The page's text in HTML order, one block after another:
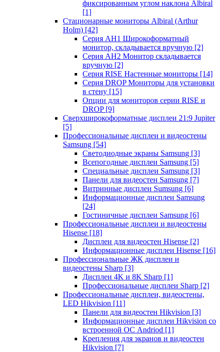
фиксированным углом наклона Albiral
[1]
Стационарные мониторы Albiral (Arthur
Holm) [42]
Серия AH1 Широкоформатный
монитор, складывается вручную [2]
Серия AH2 Монитор складывается
вручную [2]
Серия RISE Настенные мониторы [14]
Серия DROP Мониторы для установки
в стену [15]
Опции для мониторов серии RISE и
DROP [9]
Сверхширокоформатные дисплеи 21:9 Jupiter
[5]
Профессиональные дисплеи и видеостены
Samsung [54]
Светодиодные экраны Samsung [3]
Всепогодные дисплеи Samsung [5]
Специальные дисплеи Samsung [3]
Панели для видеостен Samsung [7]
Витринные дисплеи Sumsung [6]
Информационные дисплеи Samsung
[24]
Гостиничные дисплеи Samsung [6]
Профессиональные дисплеи и видеостены
Hisense [18]
Дисплеи для видеостен Hisense [2]
Информационные дисплеи Hisense [16]
Профессиональные ЖК дисплеи и
видеостены Sharp [3]
Дисплеи 4K и 8K Sharp [1]
Профессиональные дисплеи Sharp [2]
Профессиональные дисплеи, видеостены,
LED Hikvision [11]
Панели для видеостен Hikvision [3]
Информационные дисплеи Hikvision со
встроенной ОС Andriod [1]
Крепления для экранов и видеостен
Hikvision [7]